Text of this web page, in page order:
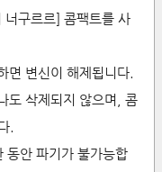
너구르르] 콤팩트를 사
면 변신이 해제됩니다.
도 삭제되지 않으며, 콤
.
동안 파기가 불가능합